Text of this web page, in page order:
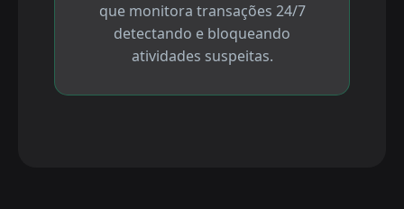
que monitora transações 24/7
detectando e bloqueando
atividades suspeitas.